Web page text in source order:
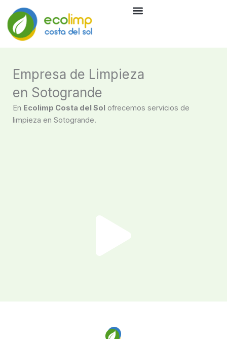
contenido
Empresa de Limpieza
en Sotogrande
En Ecolimp Costa del Sol ofrecemos servicios de
limpieza en Sotogrande.